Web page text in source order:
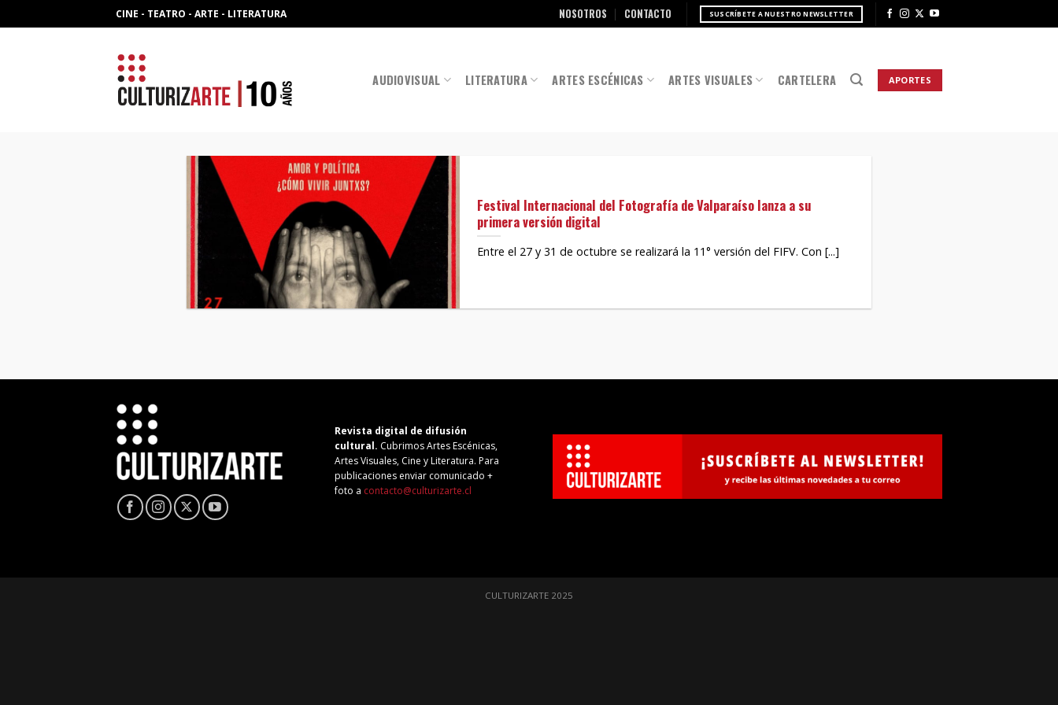
to
CINE - TEATRO - ARTE - LITERATURA NOSOTROS CONTACTO SUSCRÍBETE A NUESTRO NEWSLETTER
AUDIOVISUAL LITERATURA ARTES ESCÉNICAS ARTES VISUALES CARTELERA APORTES
Festival Internacional del Fotografía de Valparaíso lanza a su
primera versión digital
Entre el 27 y 31 de octubre se realizará la 11° versión del FIFV. Con [...]
Revista digital de difusión
cultural. Cubrimos Artes Escénicas,
Artes Visuales, Cine y Literatura. Para
publicaciones enviar comunicado +
foto a contacto@culturizarte.cl
CULTURIZARTE 2025